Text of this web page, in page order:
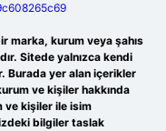
marka, kurum veya şahıs
Sitede yalnızca kendi
Burada yer alan içerikler
ve kişiler hakkında
ve kişiler ile isim
bilgiler taslak